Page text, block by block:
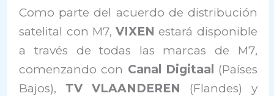
Como parte del acuerdo de distribución
satelital con M7,VIXEN estará disponible
a través de todas las marcas de M7,
comenzando con Canal Digitaal
(Países
Bajos), TV VLAANDEREN (Flandes) y